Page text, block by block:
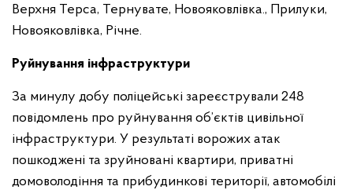
Верхня Терса, Тернувате, Новояковлівка., Прилуки,
Новояковлівка, Річне.
Руйнування інфраструктури
За минулу добу поліцейські зареєстрували 248
повідомлень про руйнування об’єктів цивільної
інфраструктури. У результаті ворожих атак
пошкоджені та зруйновані квартири, приватні
домоволодіння та прибудинкові території, автомобілі